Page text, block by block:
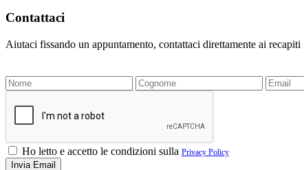
Contattaci
Aiutaci fissando un appuntamento, contattaci direttamente ai
Ho letto e accetto le condizioni sulla Privacy Policy